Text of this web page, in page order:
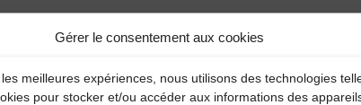
Gérer le consentement aux cookies
meilleures expériences, nous utilisons des technologies
pour stocker et/ou accéder aux informations des